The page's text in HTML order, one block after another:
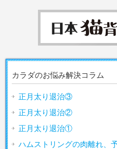
カラダのお悩み解決コラム
正月太り退治③
正月太り退治②
正月太り退治①
ハムストリングの肉離れ、